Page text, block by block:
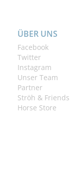
ÜBER UNS
Facebook
Twitter
Instagram
Unser Team
Partner
Ströh & Friends
Horse Store